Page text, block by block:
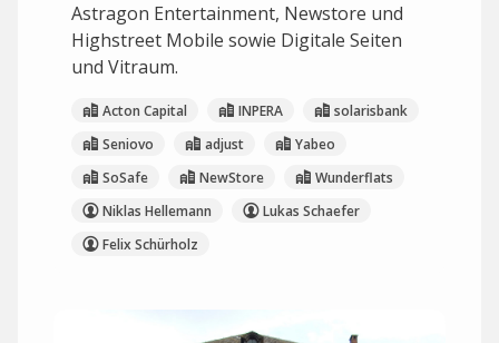
Astragon Entertainment, Newstore und
Highstreet Mobile sowie Digitale Seiten
und Vitraum.
Acton Capital INPERA
solarisbank
Seniovo
adjust
Yabeo
SoSafe
NewStore
Wunderflats
Niklas Hellemann
Lukas Schaefer
Felix Schürholz